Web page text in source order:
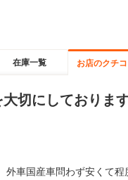
在庫一覧 お店のクチコ
切にしておりま
外車国産車問わず安くて